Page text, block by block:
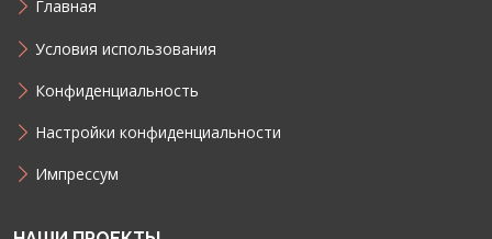
Главная
Условия использования
Конфиденциальность
Настройки конфиденциальности
Импрессум